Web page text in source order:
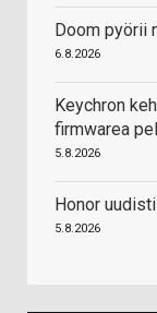
Doom pyörii
6.8.2026
Keychron
firmwarea
5.8.2026
Honor
5.8.2026